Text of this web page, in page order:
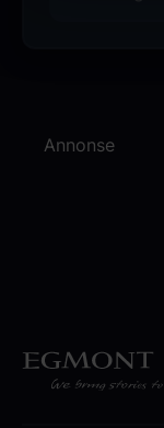
Annonse